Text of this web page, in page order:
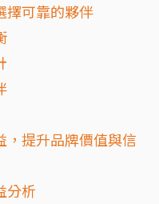
擇可靠的夥伴
，提升品牌價值與信
分析